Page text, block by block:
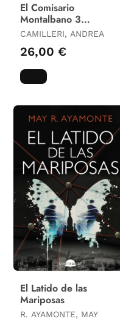
El Comisario
Montalbano 3
(Comisario
Montalbano)
CAMILLERI, ANDREA
26,00 €
El Latido de las
Mariposas
R. AYAMONTE, MAY